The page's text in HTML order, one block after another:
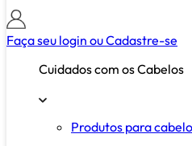
Faça seu login ouCadastre-se
Cuidados com os Cabelos
Produtos para cabelo